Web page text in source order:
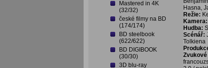
Mastered in 4K
(32/32)
české filmy na BD
(174/174)
BD steelbook
(622/622)
BD DIGIBOOK
(30/30)
3D blu-ray
Hasna,
Režie:
Kamera:
Hudba:
Scénář:
Tolkiena